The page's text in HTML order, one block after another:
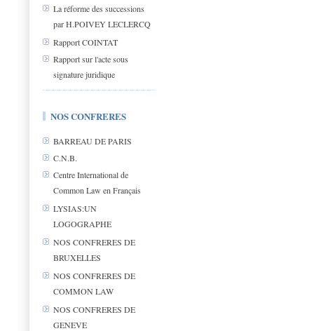
La réforme des successions
par H.POIVEY LECLERCQ
Rapport COINTAT
Rapport sur l'acte sous
signature juridique
NOS CONFRERES
BARREAU DE PARIS
C.N.B.
Centre International de
Common Law en Français
LYSIAS:UN
LOGOGRAPHE
NOS CONFRERES DE
BRUXELLES
NOS CONFRERES DE
COMMON LAW
NOS CONFRERES DE
GENEVE